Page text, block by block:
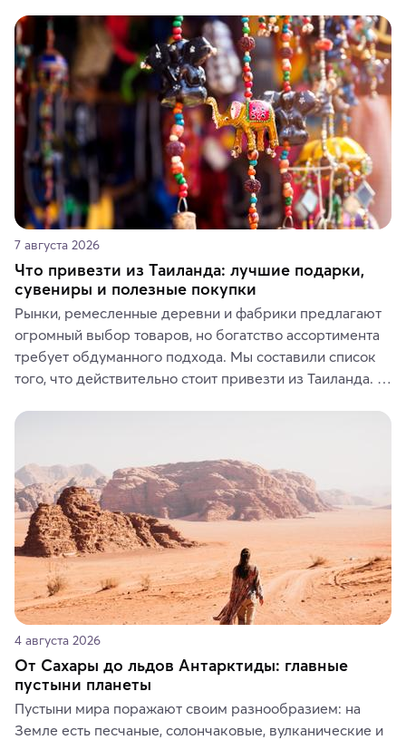
7 августа 2026
Что привезти из Таиланда: лучшие подарки,
сувениры и полезные покупки
Рынки, ремесленные деревни и фабрики предлагают
огромный выбор товаров, но богатство ассортимента
требует обдуманного подхода. Мы составили список
того, что действительно стоит привезти из Таиланда.
средства, одежду, украшения, предметы интерьера
где их купить.
4 августа 2026
От Сахары до льдов Антарктиды: главные
пустыни планеты
Пустыни мира поражают своим разнообразием: на
Земле есть песчаные, солончаковые, вулканические и